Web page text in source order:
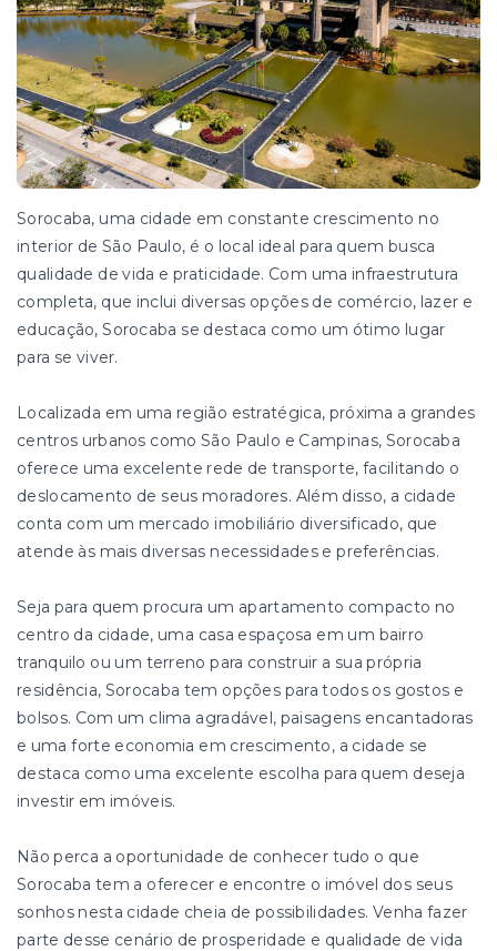
Sorocaba, uma cidade em constante crescimento no
interior de São Paulo, é o local ideal para quem busca
qualidade de vida e praticidade. Com uma infraestrutura
completa, que inclui diversas opções de comércio, lazer e
educação, Sorocaba se destaca como um ótimo lugar
para se viver.
Localizada em uma região estratégica, próxima a grandes
centros urbanos como São Paulo e Campinas, Sorocaba
oferece uma excelente rede de transporte, facilitando o
deslocamento de seus moradores. Além disso, a cidade
conta com um mercado imobiliário diversificado, que
atende às mais diversas necessidades e preferências.
Seja para quem procura um apartamento compacto no
centro da cidade, uma casa espaçosa em um bairro
tranquilo ou um terreno para construir a sua própria
residência, Sorocaba tem opções para todos os gostos e
bolsos. Com um clima agradável, paisagens encantadoras
e uma forte economia em crescimento, a cidade se
destaca como uma excelente escolha para quem deseja
investir em imóveis.
Não perca a oportunidade de conhecer tudo o que
Sorocaba tem a oferecer e encontre o imóvel dos seus
sonhos nesta cidade cheia de possibilidades. Venha fazer
parte desse cenário de prosperidade e qualidade de vida